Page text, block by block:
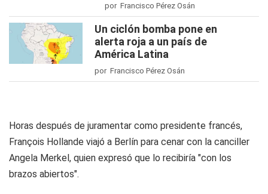
por Francisco Pérez Osán
Un ciclón bomba pone en
alerta roja a un país de
América Latina
por Francisco Pérez Osán
Horas después de juramentar como presidente francés,
François Hollande viajó a Berlín para cenar con la canciller
Angela Merkel, quien expresó que lo recibiría "con los
brazos abiertos".